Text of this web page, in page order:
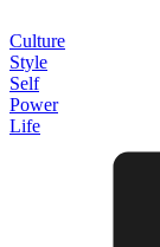
Culture
Style
Self
Power
Life